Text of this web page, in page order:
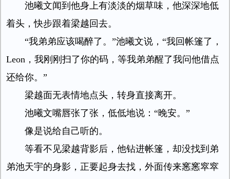
池曦文闻到他身上有淡淡的烟草味，他深深地低
着头，快步跟着梁越回去。
“我弟弟应该喝醉了。”池曦文说，“我回帐篷了，
Leon，我刚刚扫了你的码，等我弟弟醒了我问他借点
还给你。”
梁越面无表情地点头，转身直接离开。
池曦文嘴唇张了张，低低地说：“晚安。”
像是说给自己听的。
等看不见梁越背影后，他钻进帐篷，却没找到弟
弟池天宇的身影，正要起身去找，外面传来窸窸窣窣